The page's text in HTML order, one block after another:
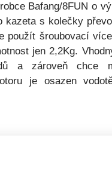
Bafang/8FUN o
kazeta s kolečky
použít šroubovací
jen 2,2Kg.
a zároveň chce
je osazen